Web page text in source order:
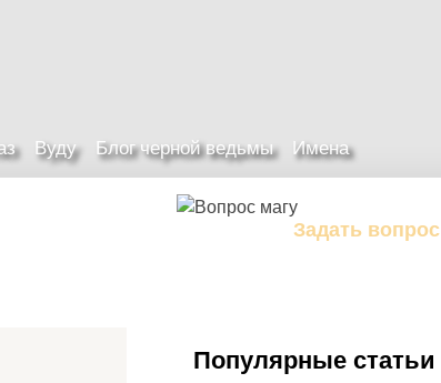
Вуду Блог черной ведьмы Имена
сайте
Задать вопрос
Популярные статьи